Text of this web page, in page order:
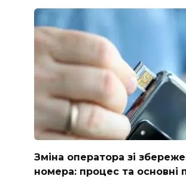
Зміна оператора зі
номера: процес та основні